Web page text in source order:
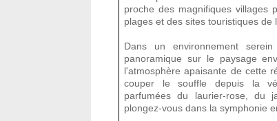
proche des magnifiques villages
plages et des sites touristiques de
Dans un environnement
panoramique sur le paysage
l'atmosphère apaisante de cette
couper le souffle depuis la
parfumées du laurier-rose, du
plongez-vous dans la symphonie